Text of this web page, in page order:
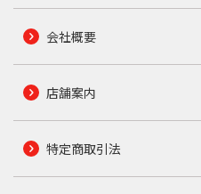
会社概要
店舗案内
特定商取引法